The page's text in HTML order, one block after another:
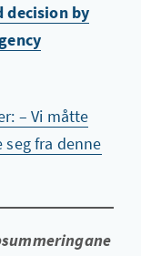
decision by
– Vi måtte
seg fra denne